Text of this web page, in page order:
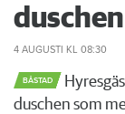
4 AUGUSTI KL 08:30
BÅSTAD
duschen som